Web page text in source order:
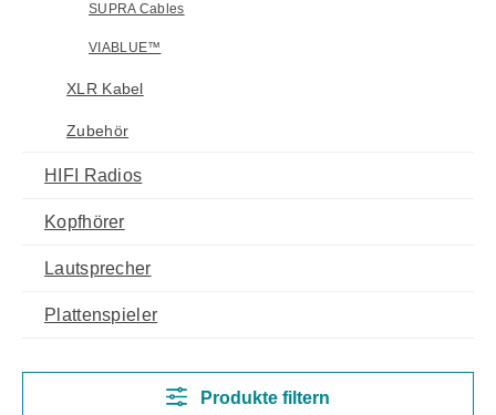
SUPRA Cables
VIABLUE™
XLR Kabel
Zubehör
HIFI Radios
Kopfhörer
Lautsprecher
Plattenspieler
Produkte filtern